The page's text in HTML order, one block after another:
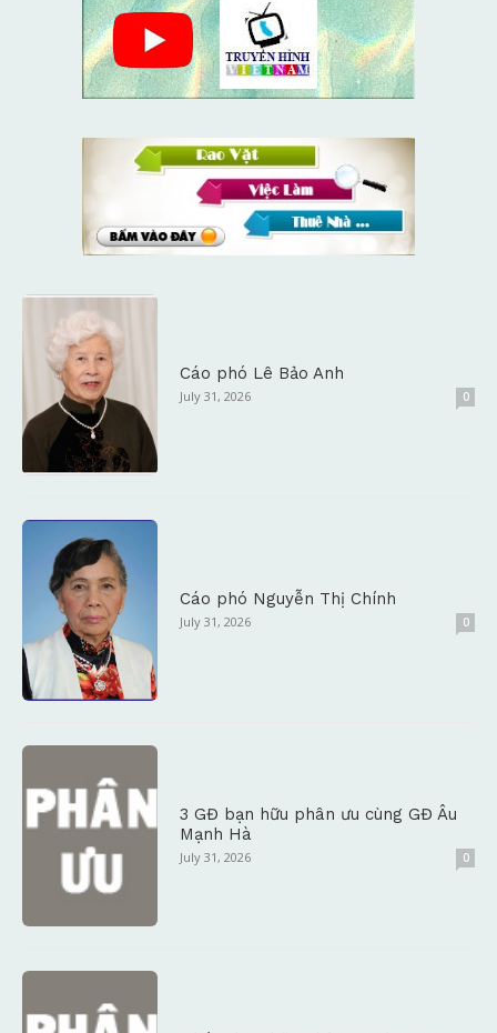
Cáo phó Lê Bảo Anh
July 31, 2026 0
Cáo phó Nguyễn Thị Chính
July 31, 2026 0
3 GĐ bạn hữu phân ưu cùng GĐ Âu
Mạnh Hà
July 31, 2026 0